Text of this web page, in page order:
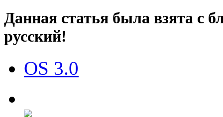
Данная статья была взята с
русский!
OS 3.0